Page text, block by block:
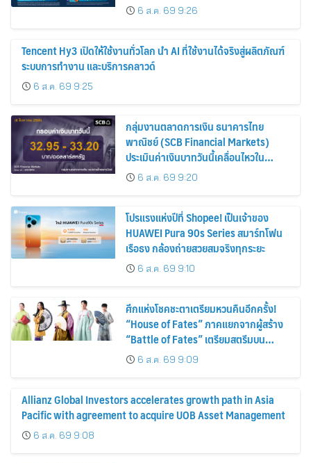
6 ส.ค. 69 9:26
Tencent Hy3 เปิดให้ใช้งานทั่วโลก นำ AI ที่ใช้งานได้จริงสู่ผลิตภัณฑ์
ระบบการทำงาน และบริการคลาวด์
6 ส.ค. 69 9:25
กลุ่มงานตลาดการเงิน ธนาคารไทย
พาณิชย์ (SCB Financial Markets)
ประเมินค่าเงินบาทวันนี้เคลื่อนไหวใน
กรอบ 32.95-33.20 บาท/ดอลลาร์
6 ส.ค. 69 9:20
โปรแรงแห่งปีที่ Shopee! เป็นเจ้าของ
HUAWEI Pura 90s Series สมาร์ทโฟน
เรือธง กล้องถ่ายสวยสมจริงทุกระยะ
6 ส.ค. 69 9:10
ศึกแห่งโชคชะตาเตรียมหวนคืนอีกครั้ง!
“House of Fates” ภาคแยกจากผู้สร้าง
“Battle of Fates” เตรียมสตรีมบน
Disney+ ที่นี่ที่เดียว
6 ส.ค. 69 9:09
Allianz Global Investors accelerates growth path in Asia
Pacific with agreement to acquire UOB Asset Management
6 ส.ค. 69 9:08